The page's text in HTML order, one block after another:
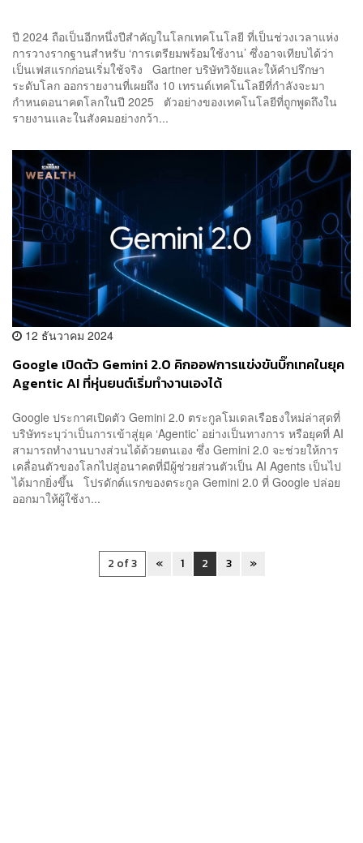
ปี 2024 ถือเป็นอีกหนึ่งปีสำคัญในโลกเทคโนโลยี ที่เป็นช่วงเวลาแห่ง
การวางรากฐานสำหรับ ‘การเตรียมพร้อมใช้งาน’ ซึ่งอาจเทียบได้ว่า
เป็นเฟสแรกก่อนเริ่มใช้จริง Gartner บริษัทวิจัยและให้คำปรึกษา
ระดับโลก ออกรายงานที่เผยถึง 10 เทรนด์เทคโนโลยีที่กำลังจะมา
กำหนดอนาคตโลกในปี 2025 ตัวอย่างของเทคโนโลยีที่ถูกพูดถึงใน
รายงานและในสังคมอย่างกว้า...
12 ธันวาคม 2024
Google เปิดตัว Gemini 2.0 คิกออฟการแข่งขันบิ๊กเทคในยุค
Agentic AI ที่หุ่นยนต์เริ่มทำงานเองได้
Google ประกาศเปิดตัว Gemini 2.0 ตระกูลโมเดลเรือธงใหม่ล่าสุดที่
บริษัทระบุว่าเป็นการเข้าสู่ยุค ‘Agentic’ อย่างเป็นทางการ หรือยุคที่ AI
สามารถทำงานบางส่วนได้ด้วยตนเอง ซึ่ง Gemini 2.0 จะช่วยให้การ
เคลื่อนตัวของโลกไปสู่อนาคตที่มีผู้ช่วยส่วนตัวเป็น AI Agents เป็นไป
ได้มากยิ่งขึ้น โปรดักต์แรกของตระกูล Gemini 2.0 ที่ Google ปล่อย
ออกมาให้ผู้ใช้งา...
2 of 3 « 1 2 3 »